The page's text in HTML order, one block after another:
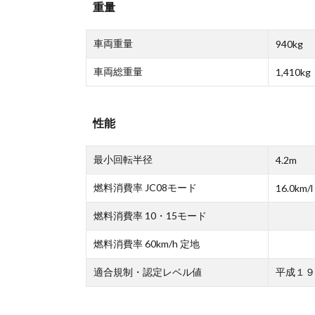
重量
車両重量 940kg
車両総重量 1,410kg
性能
最小回転半径 4.2m
燃料消費率 JC08モード 16.0km/l
燃料消費率 10・15モード
燃料消費率 60km/h 定地
適合規制・認定レベル値 平成１